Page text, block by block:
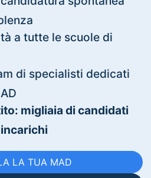
a tutte le scuole di
di specialisti dedicati
migliaia di candidati
LA TUA MAD